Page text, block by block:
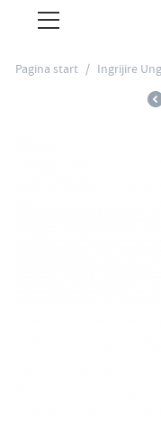
Pagina start / Ingrijire